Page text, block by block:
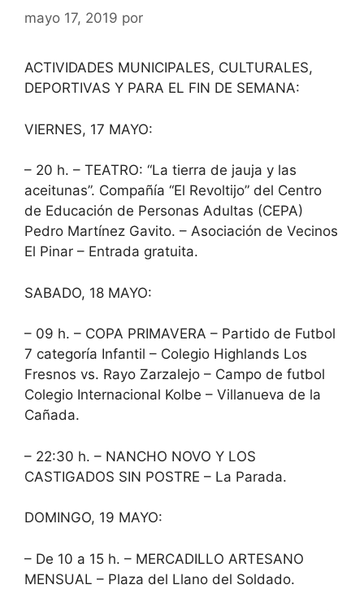
mayo 17, 2019 por
ACTIVIDADES MUNICIPALES, CULTURALES,
DEPORTIVAS Y PARA EL FIN DE SEMANA:
VIERNES, 17 MAYO:
– 20 h. – TEATRO: “La tierra de jauja y las
aceitunas”. Compañía “El Revoltijo” del Centro
de Educación de Personas Adultas (CEPA)
Pedro Martínez Gavito. – Asociación de Vecinos
El Pinar – Entrada gratuita.
SABADO, 18 MAYO:
– 09 h. – COPA PRIMAVERA – Partido de Futbol
7 categoría Infantil – Colegio Highlands Los
Fresnos vs. Rayo Zarzalejo – Campo de futbol
Colegio Internacional Kolbe – Villanueva de la
Cañada.
– 22:30 h. – NANCHO NOVO Y LOS
CASTIGADOS SIN POSTRE – La Parada.
DOMINGO, 19 MAYO:
– De 10 a 15 h. – MERCADILLO ARTESANO
MENSUAL – Plaza del Llano del Soldado.